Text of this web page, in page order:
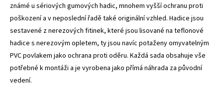
známé u sériových gumových hadic, mnohem vyšší ochranu proti
poškození a v neposlední řadě také originální vzhled. Hadice jsou
sestavené z nerezových fitinek, které jsou lisované na teflonové
hadice s nerezovým opletem, ty jsou navíc potaženy omyvatelným
PVC povlakem jako ochrana proti oděru. Každá sada obsahuje vše
potřebné k montáži a je vyrobena jako přímá náhrada za původní
vedení.